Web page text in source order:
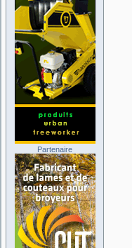
Partenaire